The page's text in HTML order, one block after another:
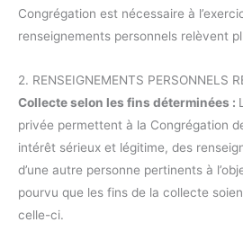
Congrégation est nécessaire à
renseignements personnels relèvent
2. RENSEIGNEMENTS PERSONNELS
Collecte selon les fins déterminées :
privée permettent à la Congrégation
intérêt sérieux et légitime, des
d’une autre personne pertinents à
pourvu que les fins de la collecte
celle-ci.